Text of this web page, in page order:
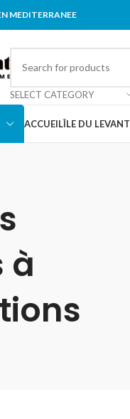
MEDITERRANEE
SELECT CATEGORY
ACCUEILÎLE DU LEVANT
à